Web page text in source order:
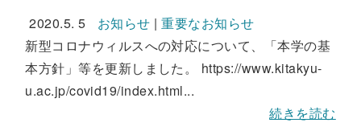
2020.5. 5 お知らせ |重要なお知らせ
新型コロナウィルスへの対応について、「本学の基
本方針」等を更新しました。 https://www.kitakyu-
u.ac.jp/covid19/index.html...
続きを読む